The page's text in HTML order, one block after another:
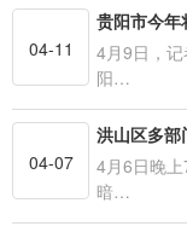
04-11
贵阳市今年
4月9日，
阳…
04-07
4月6日晚
暗…